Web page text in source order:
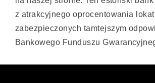
z atrakcyjnego oprocentowania lokat
zabezpieczonych tamtejszym
Bankowego Funduszu